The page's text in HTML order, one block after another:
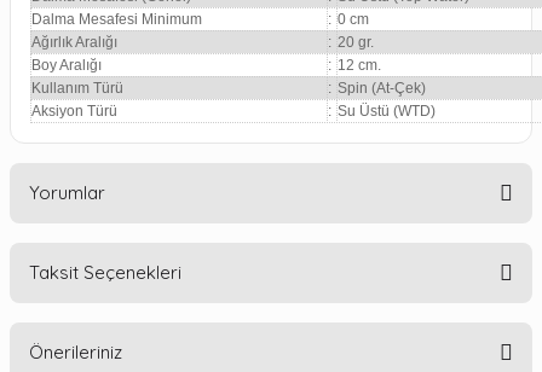
Dalma Mesafesi Minimum
: 0 cm
Ağırlık Aralığı
: 20 gr.
Boy Aralığı
: 12 cm.
Kullanım Türü
: Spin (At-Çek)
Aksiyon Türü
: Su Üstü (WTD)
Yorumlar
Taksit Seçenekleri
Önerileriniz